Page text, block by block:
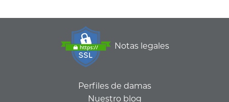
Notas legales
Perfiles de damas
Nuestro blog